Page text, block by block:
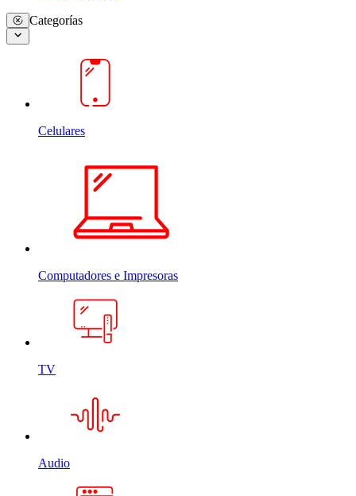
Categorías
Celulares
Computadores e Impresoras
TV
Audio